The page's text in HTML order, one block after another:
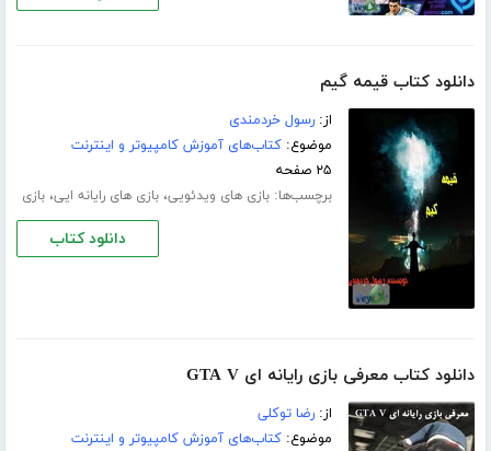
دانلود کتاب قیمه گیم
از:رسول خردمندی
موضوع:کتاب‌های آموزش کامپیوتر و اینترنت
۲۵ صفحه
برچسب‌ها:بازی های ویدئویی،بازی های رایانه ایی،بازی
دانلود کتاب
دانلود کتاب معرفی بازی رایانه ای GTA V
از:رضا توکلی
موضوع:کتاب‌های آموزش کامپیوتر و اینترنت